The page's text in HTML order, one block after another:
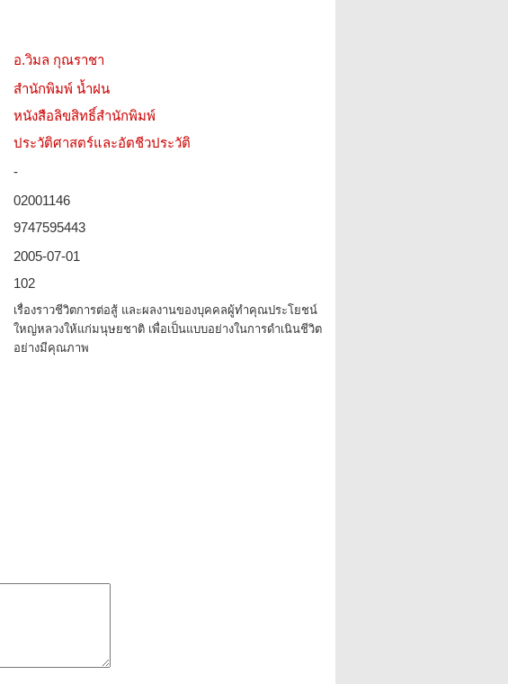
อ.วิมล กุณราชา
สำนักพิมพ์ น้ำฝน
หนังสือลิขสิทธิ์สำนักพิมพ์
ประวัติศาสตร์และอัตชีวประวัติ
-
02001146
9747595443
2005-07-01
102
เรื่องราวชีวิตการต่อสู้ และผลงานของบุคคลผู้ทำคุณประโยชน์
ใหญ่หลวงให้แก่มนุษยชาติ เพื่อเป็นแบบอย่างในการดำเนินชีวิต
อย่างมีคุณภาพ